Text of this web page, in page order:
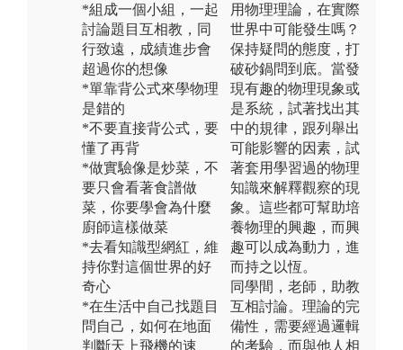
*組成一個小組，一起
討論題目互相教，同
行致遠，成績進步會
超過你的想像
*單靠背公式來學物理
是錯的
*不要直接背公式，要
懂了再背
*做實驗像是炒菜，不
要只會看著食譜做
菜，你要學會為什麼
廚師這樣做菜
*去看知識型網紅，維
持你對這個世界的好
奇心
*在生活中自己找題目
問自己，如何在地面
判斷天上飛機的速
用物理理論，在實際
世界中可能發生嗎？
保持疑問的態度，打
破砂鍋問到底。當發
現有趣的物理現象或
是系統，試著找出其
中的規律，跟列舉出
可能影響的因素，試
著套用學習過的物理
知識來解釋觀察的現
象。這些都可幫助培
養物理的興趣，而興
趣可以成為動力，進
而持之以恆。
同學間，老師，助教
互相討論。理論的完
備性，需要經過邏輯
的考驗，而與他人相